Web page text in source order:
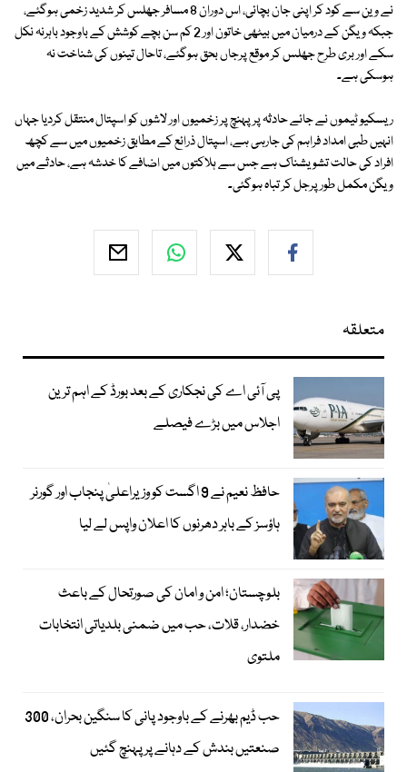
نے وین سے کود کر اپنی جان بچائی، اس دوران 8 مسافر جھلس کر شدید زخمی ہوگئے،
جبکہ ویگن کے درمیان میں بیٹھی خاتون اور 2 کم سن بچے کوشش کے باوجود باہرنہ نکل
سکے اور بری طرح جھلس کر موقع پرجاں بحق ہوگئے، تاحال تینوں کی شناخت نہ
ہوسکی ہے۔
ریسکیو ٹیموں نے جائے حادثہ پر پہنچ پر زخمیوں اور لاشوں کو اسپتال منتقل کردیا جہاں
انہیں طبی امداد فراہم کی جارہی ہے، اسپتال ذرائع کے مطابق زخمیوں میں سے کچھ
افراد کی حالت تشویشناک ہے جس سے ہلاکتوں میں اضافے کا خدشہ ہے، حادثے میں
ویگن مکمل طور پرجل کر تباہ ہوگئی۔
متعلقہ
پی آئی اے کی نجکاری کے بعد بورڈ کے اہم ترین
اجلاس میں بڑے فیصلے
حافظ نعیم نے 9 اگست کو وزیراعلیٰ پنجاب اور گورنر
ہاؤسز کے باہر دھرنوں کا اعلان واپس لے لیا
بلوچستان؛ امن و امان کی صورتحال کے باعث
خضدار، قلات، حب میں ضمنی بلدیاتی انتخابات
ملتوی
حب ڈیم بھرنے کے باوجود پانی کا سنگین بحران، 300
صنعتیں بندش کے دہانے پر پہنچ گئیں